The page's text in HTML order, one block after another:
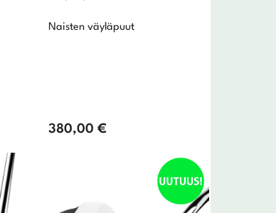
Naisten väyläpuut
380,00€